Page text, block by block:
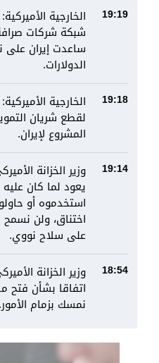
19:19
الخارجية
شبكة شركات
ساعدت إيران على
الدولارات.
19:18
الخارجية
لقطع شريان
المشروع لإيران.
19:14
وزير الخزانة
يعود لما كان عليه
استخدموه أو
اختناق، ولن نسمح
على سلاح نووي.
18:54
وزير الخزانة
اتفاقا بشأن فتح
نمسك بزمام الأمور.